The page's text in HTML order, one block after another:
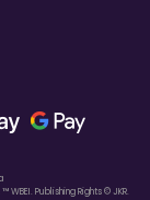
WBEI. Publishing Rights © JKR.